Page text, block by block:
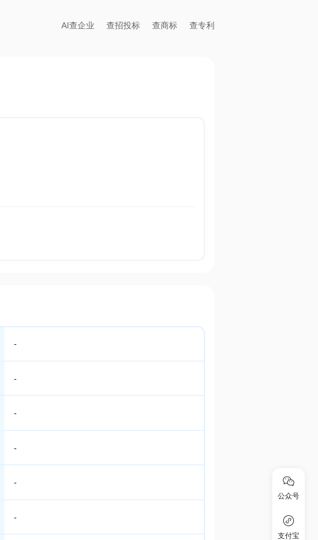
AI查企业 查招投标 查商标 查专利
-
-
-
-
-
-
公众号
支付宝